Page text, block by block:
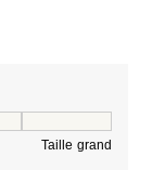
Taille grand